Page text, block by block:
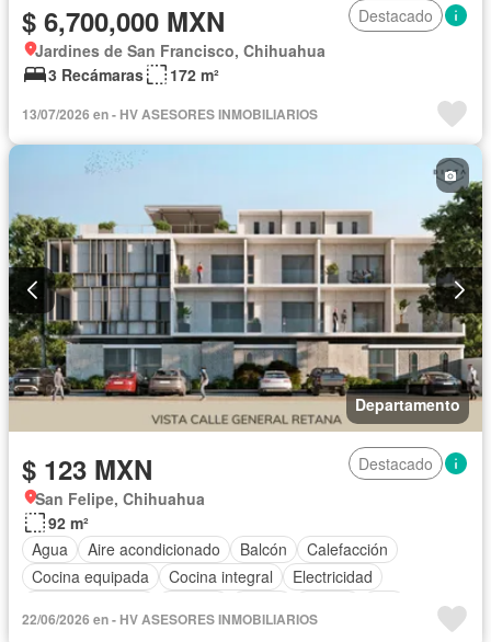
$ 6,700,000 MXN
Destacado
Jardines de San Francisco, Chihuahua
3 Recámaras
172 m²
13/07/2026 en - HV ASESORES INMOBILIARIOS
Departamento
$ 123 MXN
Destacado
San Felipe, Chihuahua
92 m²
Agua
Aire acondicionado Balcón
Calefacción
Cocina equipada
Cocina integral
Electricidad
22/06/2026 en - HV ASESORES INMOBILIARIOS